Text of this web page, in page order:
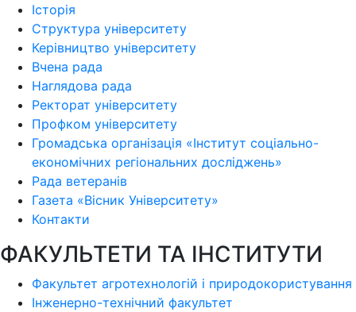
Історія
Структура університету
Керівництво університету
Вчена рада
Наглядова рада
Ректорат університету
Профком університету
Громадська організація «Інститут соціально-
економічних регіональних досліджень»
Рада ветеранів
Газета «Вісник Університету»
Контакти
ФАКУЛЬТЕТИ ТА ІНСТИТУТИ
Факультет агротехнологій і природокористування
Інженерно-технічний факультет